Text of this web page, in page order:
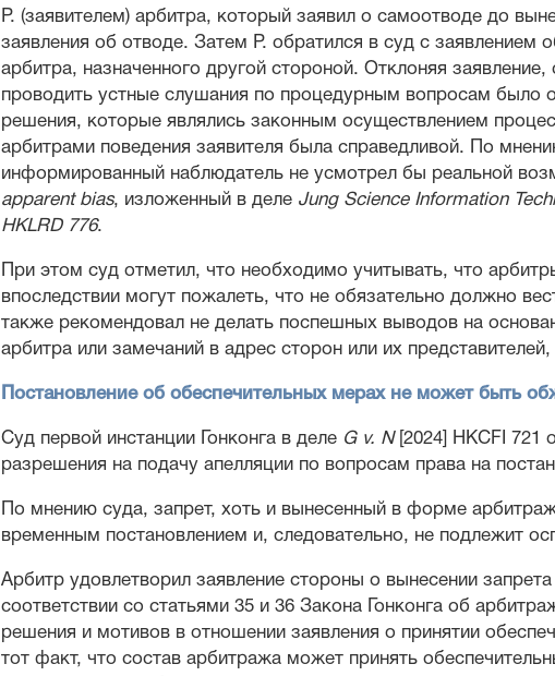
P. (заявителем) арбитра, который заявил о самоотводе до
заявления об отводе. Затем P. обратился в суд с заявлением
арбитра, назначенного другой стороной. Отклоняя
проводить устные слушания по процедурным вопросам было
решения, которые являлись законным осуществлением
арбитрами поведения заявителя была справедливой. По
информированный наблюдатель не усмотрел бы реальной
apparent bias, изложенный в деле Jung Science Information
HKLRD 776.
При этом суд отметил, что необходимо учитывать, что
впоследствии могут пожалеть, что не обязательно должно
также рекомендовал не делать поспешных выводов на
арбитра или замечаний в адрес сторон или их
Постановление об обеспечительных мерах не может быть
Суд первой инстанции Гонконга в деле G v. N [2024] HKCFI 721
разрешения на подачу апелляции по вопросам права на
По мнению суда, запрет, хоть и вынесенный в форме
временным постановлением и, следовательно, не подлежит
Арбитр удовлетворил заявление стороны о вынесении
соответствии со статьями 35 и 36 Закона Гонконга об
решения и мотивов в отношении заявления о принятии
тот факт, что состав арбитража может принять